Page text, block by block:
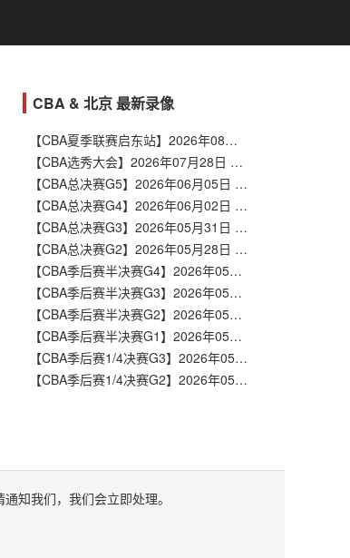
CBA & 北京 最新录像
【CBA夏季联赛启东站】2026年08月07日 江苏vs深圳 全场录像在线回放
【CBA选秀大会】2026年07月28日 CBAvs选秀大会 全场录像在线回放
【CBA总决赛G5】2026年06月05日 上海vs广厦 全场录像在线回放
【CBA总决赛G4】2026年06月02日 广厦vs上海 全场录像在线回放
【CBA总决赛G3】2026年05月31日 广厦vs上海 全场录像在线回放
【CBA总决赛G2】2026年05月28日 上海vs广厦 全场录像在线回放
【CBA季后赛半决赛G4】2026年05月22日 北京vs上海 全场录像在线回放
【CBA季后赛半决赛G3】2026年05月20日 北京vs上海 全场录像在线回放
【CBA季后赛半决赛G2】2026年05月17日 上海vs北京 全场录像在线回放
【CBA季后赛半决赛G1】2026年05月15日 上海vs北京 全场录像在线回放
【CBA季后赛1/4决赛G3】2026年05月12日 北京vs广东 全场录像在线回放
【CBA季后赛1/4决赛G2】2026年05月09日 广东vs北京 全场录像在线回放
知我们，我们会立即处理。